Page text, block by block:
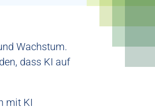
Wachstum.
dass KI auf
mit KI